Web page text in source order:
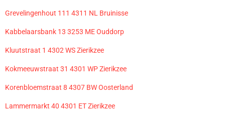
Grevelingenhout 111 4311 NL Bruinisse
Kabbelaarsbank 13 3253 ME Ouddorp
Kluutstraat 1 4302 WS Zierikzee
Kokmeeuwstraat 31 4301 WP Zierikzee
Korenbloemstraat 8 4307 BW Oosterland
Lammermarkt 40 4301 ET Zierikzee